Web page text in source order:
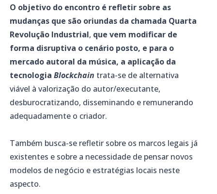
O objetivo do encontro é refletir sobre as
mudanças que são oriundas da chamada Quarta
Revolução Industrial, que vem modificar de
forma disruptiva o cenário posto, e para o
mercado autoral da música, a aplicação da
tecnologia Blockchain trata-se de alternativa
viável à valorização do autor/executante,
desburocratizando, disseminando e remunerando
adequadamente o criador.
Também busca-se refletir sobre os marcos legais já
existentes e sobre a necessidade de pensar novos
modelos de negócio e estratégias locais neste
aspecto.